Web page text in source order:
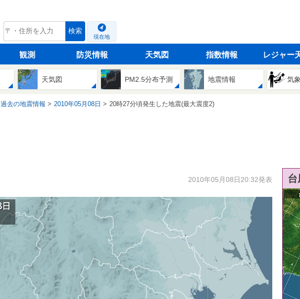
tenki.jp 検索
現在地
観測 防災情報 天気図 指数情報 レジャー
天気図 PM2.5分布予測 地震情報 気
過去の地震情報 2010年05月08日 20時27分頃発生した地震(最大震度2)
2010年05月08日20:32発表